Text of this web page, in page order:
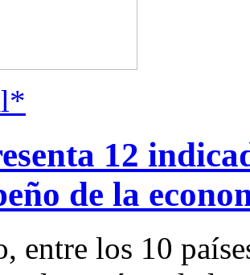
12
de la
entre los 10